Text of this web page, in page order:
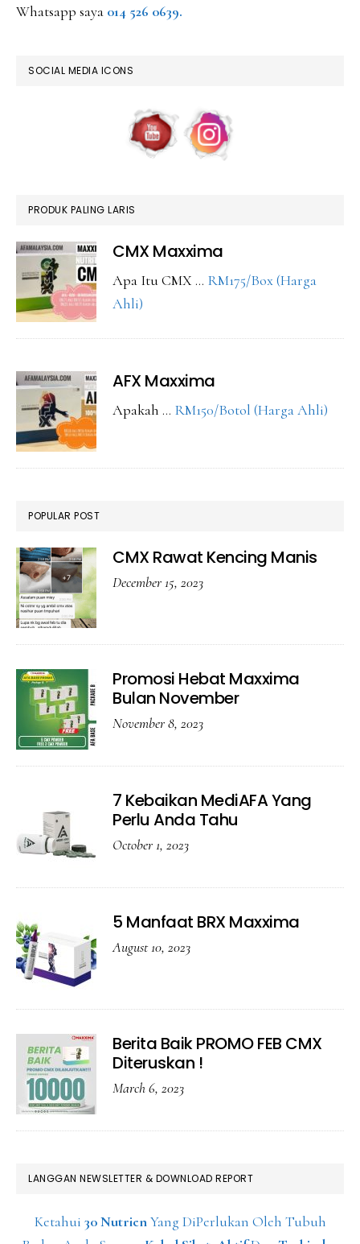
Whatsapp saya 014 526 0639.
SOCIAL MEDIA ICONS
PRODUK PALING LARIS
CMX Maxxima
Apa Itu CMX … RM175/Box (Harga
Ahli)
AFX Maxxima
Apakah … RM150/Botol (Harga Ahli)
POPULAR POST
CMX Rawat Kencing Manis
December 15, 2023
Promosi Hebat Maxxima
Bulan November
November 8, 2023
7 Kebaikan MediAFA Yang
Perlu Anda Tahu
October 1, 2023
5 Manfaat BRX Maxxima
August 10, 2023
Berita Baik PROMO FEB CMX
Diteruskan !
March 6, 2023
LANGGAN NEWSLETTER & DOWNLOAD REPORT
Ketahui 30 NutrienYang DiPerlukan Oleh Tubuh